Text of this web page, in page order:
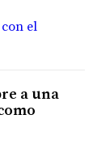
el
a una